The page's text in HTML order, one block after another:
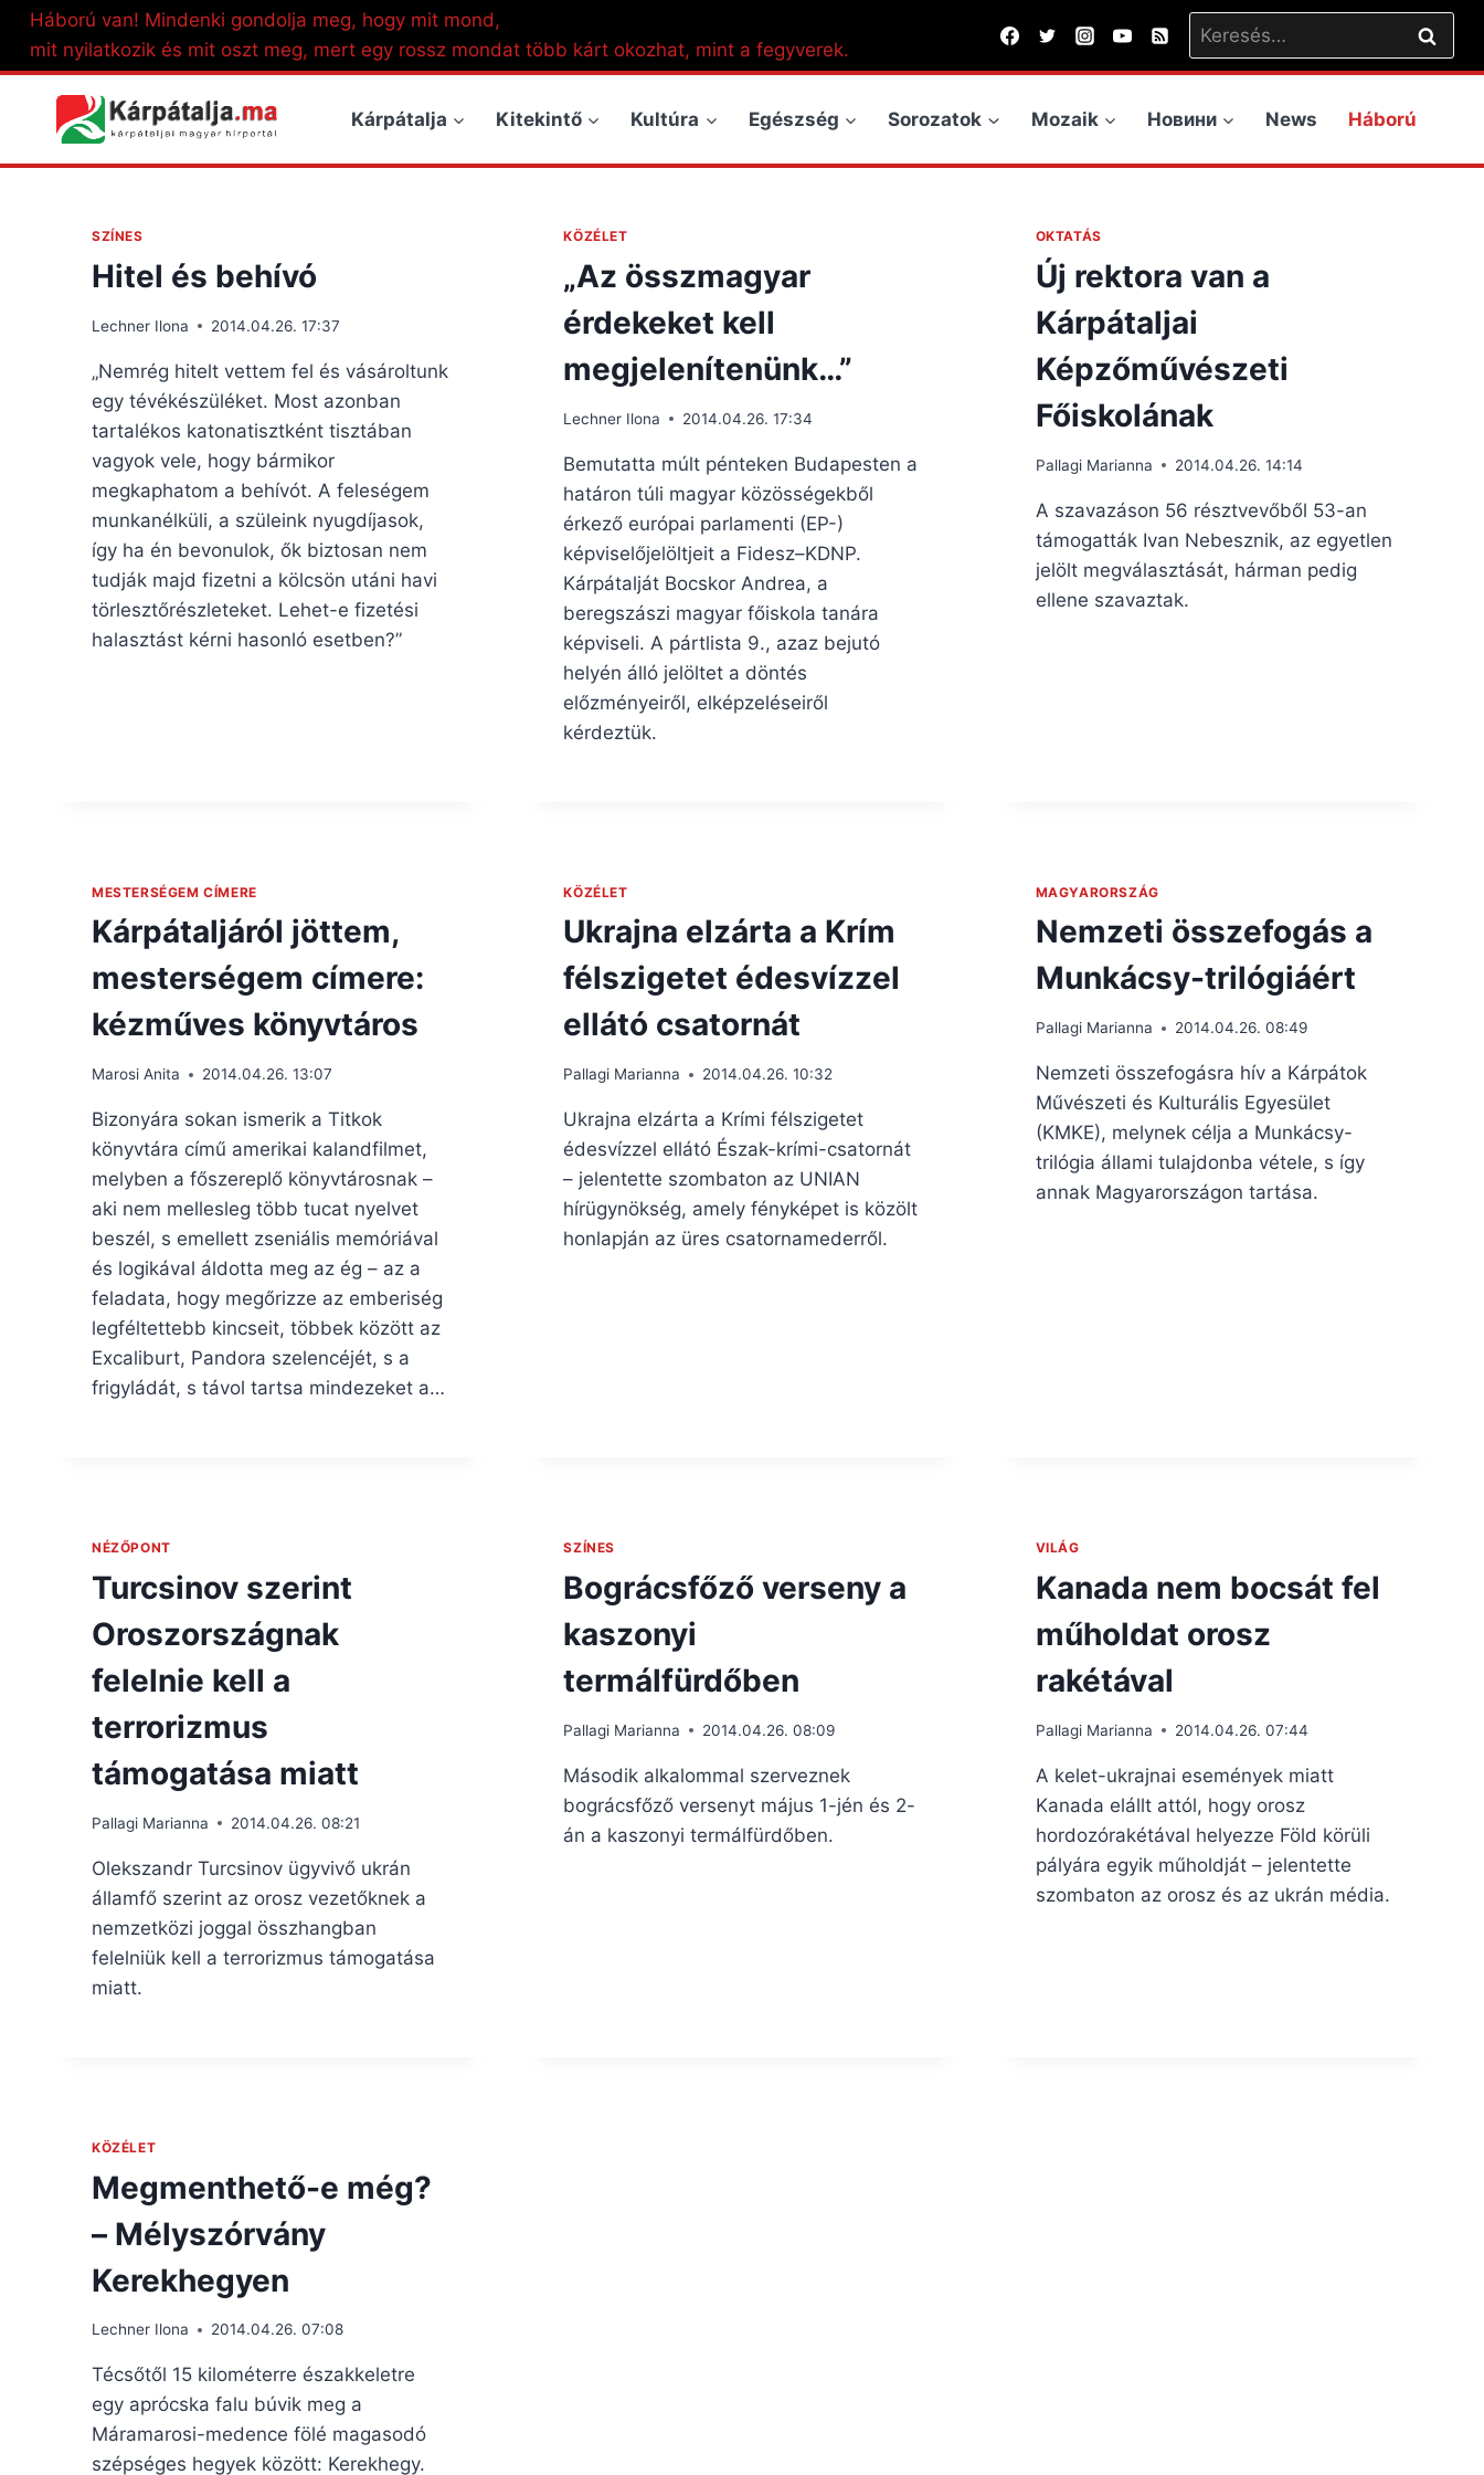
Skip
content
Háború van! Mindenki gondolja meg, hogy mit mond,
mit nyilatkozik és mit oszt meg, mert egy rossz mondat több kárt okozhat, mint a fegyverek.
Keresés:
Kárpátalja Kitekintő Kultúra Egészség Sorozatok Mozaik Новини News Háború
SZÍNES
Hitel és behívó
Lechner Ilona 2014.04.26. 17:37
„Nemrég hitelt vettem fel és vásároltunk
egy tévékészüléket. Most azonban
tartalékos katonatisztként tisztában
vagyok vele, hogy bármikor
megkaphatom a behívót. A feleségem
munkanélküli, a szüleink nyugdíjasok,
így ha én bevonulok, ők biztosan nem
tudják majd fizetni a kölcsön utáni havi
törlesztőrészleteket. Lehet-e fizetési
halasztást kérni hasonló esetben?”
KÖZÉLET
„Az összmagyar
érdekeket kell
megjelenítenünk…”
Lechner Ilona 2014.04.26. 17:34
Bemutatta múlt pénteken Budapesten a
határon túli magyar közösségekből
érkező európai parlamenti (EP-)
képviselőjelöltjeit a Fidesz–KDNP.
Kárpátalját Bocskor Andrea, a
beregszászi magyar főiskola tanára
képviseli. A pártlista 9., azaz bejutó
helyén álló jelöltet a döntés
előzményeiről, elképzeléseiről
kérdeztük.
OKTATÁS
Új rektora van a
Kárpátaljai
Képzőművészeti
Főiskolának
Pallagi Marianna 2014.04.26. 14:14
A szavazáson 56 résztvevőből 53-an
támogatták Ivan Nebesznik, az egyetlen
jelölt megválasztását, hárman pedig
ellene szavaztak.
MESTERSÉGEM CÍMERE
Kárpátaljáról jöttem,
mesterségem címere:
kézműves könyvtáros
Marosi Anita 2014.04.26. 13:07
Bizonyára sokan ismerik a Titkok
könyvtára című amerikai kalandfilmet,
melyben a főszereplő könyvtárosnak –
aki nem mellesleg több tucat nyelvet
beszél, s emellett zseniális memóriával
és logikával áldotta meg az ég – az a
feladata, hogy megőrizze az emberiség
legféltettebb kincseit, többek között az
Excaliburt, Pandora szelencéjét, s a
frigyládát, s távol tartsa mindezeket a…
KÖZÉLET
Ukrajna elzárta a Krím
félszigetet édesvízzel
ellátó csatornát
Pallagi Marianna 2014.04.26. 10:32
Ukrajna elzárta a Krími félszigetet
édesvízzel ellátó Észak-krími-csatornát
– jelentette szombaton az UNIAN
hírügynökség, amely fényképet is közölt
honlapján az üres csatornamederről.
MAGYARORSZÁG
Nemzeti összefogás a
Munkácsy-trilógiáért
Pallagi Marianna 2014.04.26. 08:49
Nemzeti összefogásra hív a Kárpátok
Művészeti és Kulturális Egyesület
(KMKE), melynek célja a Munkácsy-
trilógia állami tulajdonba vétele, s így
annak Magyarországon tartása.
NÉZŐPONT
Turcsinov szerint
Oroszországnak
felelnie kell a
terrorizmus
támogatása miatt
Pallagi Marianna 2014.04.26. 08:21
Olekszandr Turcsinov ügyvivő ukrán
államfő szerint az orosz vezetőknek a
nemzetközi joggal összhangban
felelniük kell a terrorizmus támogatása
miatt.
SZÍNES
Bográcsfőző verseny a
kaszonyi
termálfürdőben
Pallagi Marianna 2014.04.26. 08:09
Második alkalommal szerveznek
bográcsfőző versenyt május 1-jén és 2-
án a kaszonyi termálfürdőben.
VILÁG
Kanada nem bocsát fel
műholdat orosz
rakétával
Pallagi Marianna 2014.04.26. 07:44
A kelet-ukrajnai események miatt
Kanada elállt attól, hogy orosz
hordozórakétával helyezze Föld körüli
pályára egyik műholdját – jelentette
szombaton az orosz és az ukrán média.
KÖZÉLET
Megmenthető-e még?
– Mélyszórvány
Kerekhegyen
Lechner Ilona 2014.04.26. 07:08
Técsőtől 15 kilométerre északkeletre
egy aprócska falu búvik meg a
Máramarosi-medence fölé magasodó
szépséges hegyek között: Kerekhegy.